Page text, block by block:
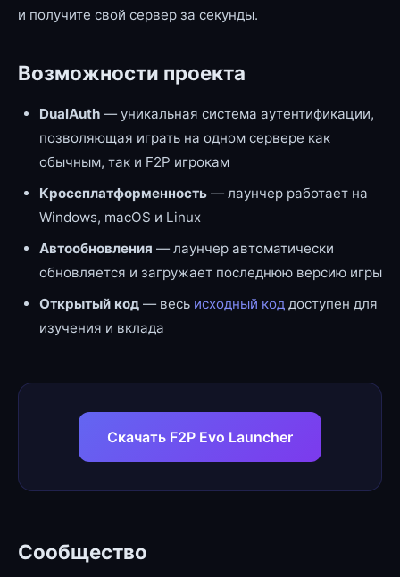
и получите свой сервер за секунды.
Возможности проекта
DualAuth — уникальная система аутентификации,
позволяющая играть на одном сервере как
обычным, так и F2P игрокам
Кроссплатформенность — лаунчер работает на
Windows, macOS и Linux
Автообновления — лаунчер автоматически
обновляется и загружает последнюю версию игры
Открытый код — весь исходный код доступен для
изучения и вклада
Скачать F2P Evo Launcher
Сообщество